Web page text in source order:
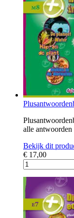
alle
Bekijk dit
€ 17,00